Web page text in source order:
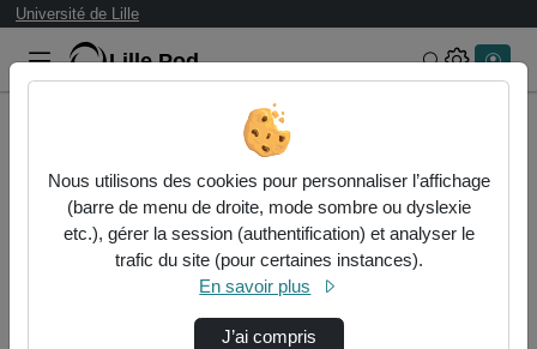
Université de Lille
Lille.Pod Rechercher
Programmer l'envoi d'une annonce dans un cou…
Nous utilisons des cookies pour personnaliser l’affichage
(barre de menu de droite, mode sombre ou dyslexie
etc.), gérer la session (authentification) et analyser le
trafic du site (pour certaines instances).
En savoir plus
J’ai compris